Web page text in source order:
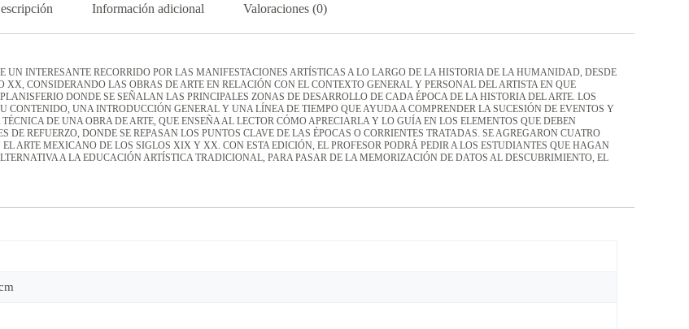
Información adicional Valoraciones (0)
INTERESANTE RECORRIDO POR LAS MANIFESTACIONES ARTÍSTICAS A LO LARGO DE LA HISTORIA DE LA HUMANIDAD, DESDE
CONSIDERANDO LAS OBRAS DE ARTE EN RELACIÓN CON EL CONTEXTO GENERAL Y PERSONAL DEL ARTISTA EN QUE
DONDE SE SEÑALAN LAS PRINCIPALES ZONAS DE DESARROLLO DE CADA ÉPOCA DE LA HISTORIA DEL ARTE. LOS
UNA INTRODUCCIÓN GENERAL Y UNA LÍNEA DE TIEMPO QUE AYUDA A COMPRENDER LA SUCESIÓN DE EVENTOS Y
DE UNA OBRA DE ARTE, QUE ENSEÑA AL LECTOR CÓMO APRECIARLA Y LO GUÍA EN LOS ELEMENTOS QUE DEBEN
REFUERZO, DONDE SE REPASAN LOS PUNTOS CLAVE DE LAS ÉPOCAS O CORRIENTES TRATADAS. SE AGREGARON CUATRO
ARTE MEXICANO DE LOS SIGLOS XIX Y XX. CON ESTA EDICIÓN, EL PROFESOR PODRÁ PEDIR A LOS ESTUDIANTES QUE HAGAN
A LA EDUCACIÓN ARTÍSTICA TRADICIONAL, PARA PASAR DE LA MEMORIZACIÓN DE DATOS AL DESCUBRIMIENTO, EL